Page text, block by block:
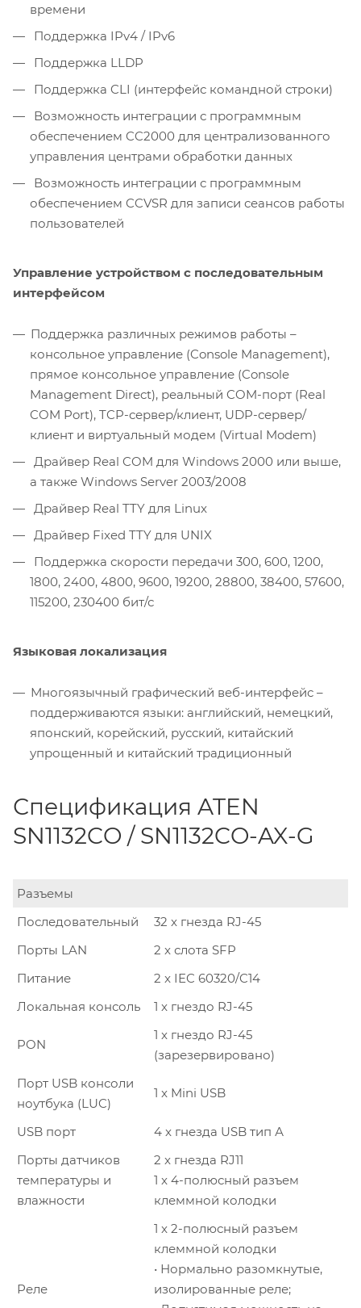
времени
Поддержка IPv4 / IPv6
Поддержка LLDP
Поддержка CLI (интерфейс командной строки)
Возможность интеграции с программным
обеспечением CC2000 для централизованного
управления центрами обработки данных
Возможность интеграции с программным
обеспечением CCVSR для записи сеансов работы
пользователей
Управление устройством с последовательным
интерфейсом
Поддержка различных режимов работы –
консольное управление (Console Management),
прямое консольное управление (Console
Management Direct), реальный COM-порт (Real
COM Port), TCP-сервер/клиент, UDP-сервер/
клиент и виртуальный модем (Virtual Modem)
Драйвер Real COM для Windows 2000 или выше,
а также Windows Server 2003/2008
Драйвер Real TTY для Linux
Драйвер Fixed TTY для UNIX
Поддержка скорости передачи 300, 600, 1200,
1800, 2400, 4800, 9600, 19200, 28800, 38400, 57600,
115200, 230400 бит/с
Языковая локализация
Многоязычный графический веб-интерфейс –
поддерживаются языки: английский, немецкий,
японский, корейский, русский, китайский
упрощенный и китайский традиционный
Спецификация ATEN
SN1132CO / SN1132CO-AX-G
Разъемы
Последовательный
32 x гнезда RJ-45
Порты LAN
2 x слота SFP
Питание
2 x IEC 60320/C14
Локальная консоль
1 x гнездо RJ-45
PON
1 x гнездо RJ-45
(зарезервировано)
Порт USB консоли
ноутбука (LUC)
1 x Mini USB
USB порт
4 x гнезда USB тип А
Порты датчиков
температуры и
влажности
2 x гнезда RJ11
1 x 4-полюсный разъем
клеммной колодки
Реле
1 x 2-полюсный разъем
клеммной колодки
• Нормально разомкнутые,
изолированные реле;